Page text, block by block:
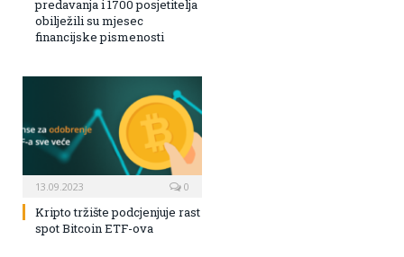
predavanja i 1700 posjetitelja
obilježili su mjesec
financijske pismenosti
13.09.2023 0
Kripto tržište podcjenjuje rast
spot Bitcoin ETF-ova